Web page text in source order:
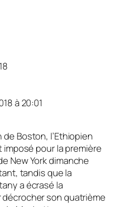
à 20:01
Boston, l’Ethiopien
imposé pour la première
New York dimanche
tandis que la
a écrasé la
son quatrième